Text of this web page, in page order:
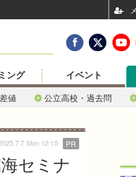
値 公立高校・過去問
ング イベント
セミナ
2025.7.7 Mon 12:15 PR